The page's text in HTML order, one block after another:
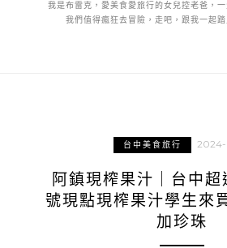
我是布雷克，愛美食愛旅行的女兒控老爸，
我們值得瘋狂去冒險，走吧，跟我一起踏
台中美食旅行 2024-
阿鎮現榨果汁｜台中
號現點現榨果汁學生來
加珍珠